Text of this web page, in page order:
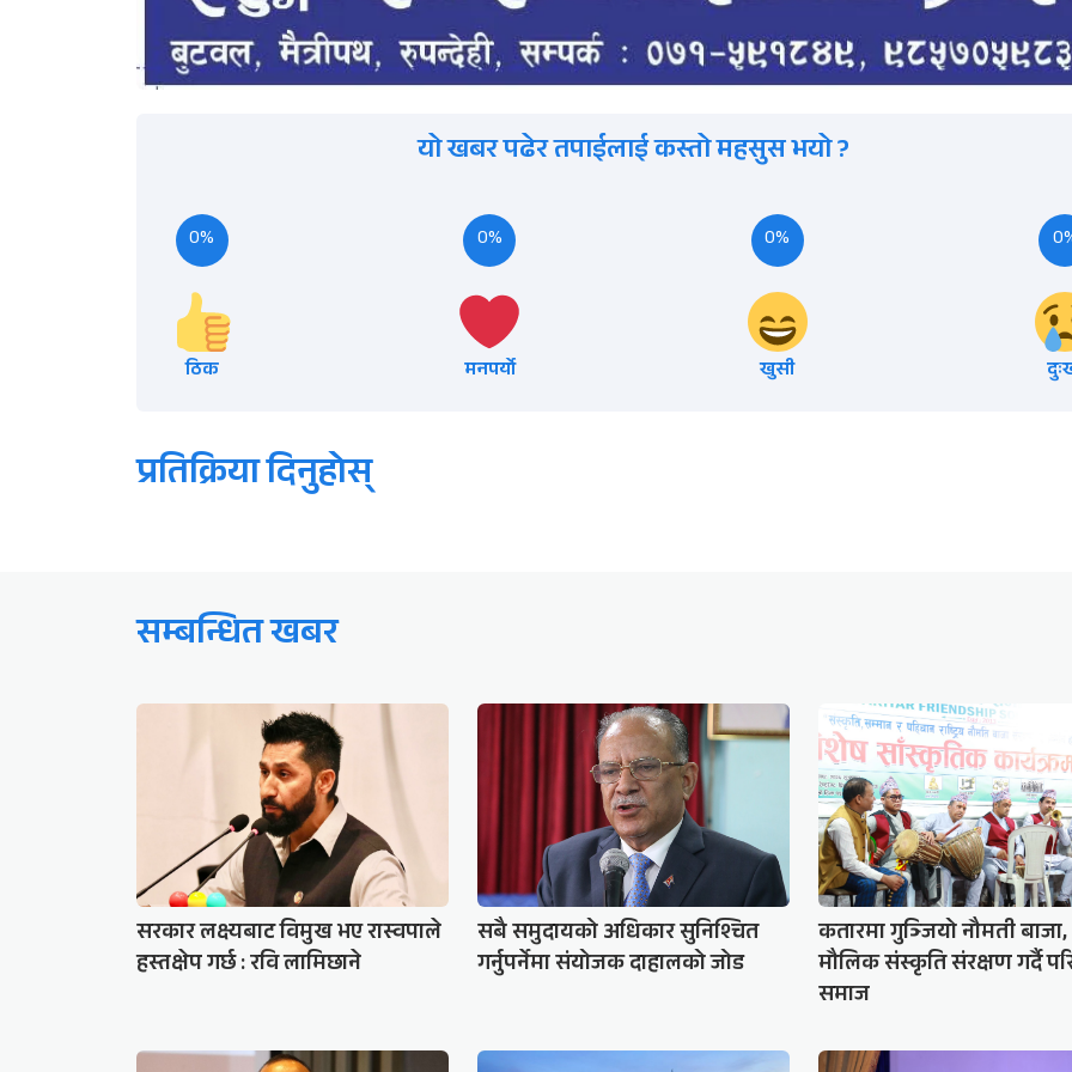
यो खबर पढेर तपाईलाई कस्तो महसुस भयो ?
0%
ठिक
0%
मनपर्यो
0%
खुसी
प्रतिक्रिया दिनुहोस्
सम्बन्धित खबर
सरकार लक्ष्यबाट विमुख भए रास्वपाले
हस्तक्षेप गर्छ : रवि लामिछाने
सबै समुदायको अधिकार सुनिश्चित
गर्नुपर्नेमा संयोजक दाहालको जोड
कतारमा गुञ्जियो नौमती बाजा,
मौलिक संस्कृति संरक्षण गर्दै
समाज